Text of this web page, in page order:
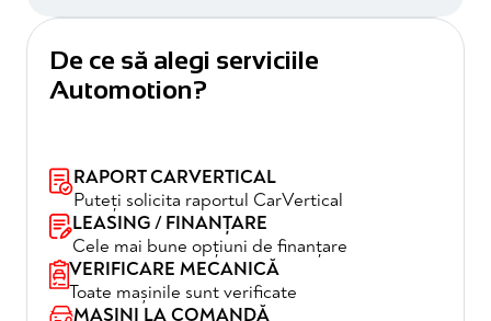
De ce să alegi serviciile
Automotion?
RAPORT CARVERTICAL
Puteți solicita raportul CarVertical
LEASING / FINANȚARE
Cele mai bune opțiuni de finanțare
VERIFICARE MECANICĂ
Toate mașinile sunt verificate
MAȘINI LA COMANDĂ